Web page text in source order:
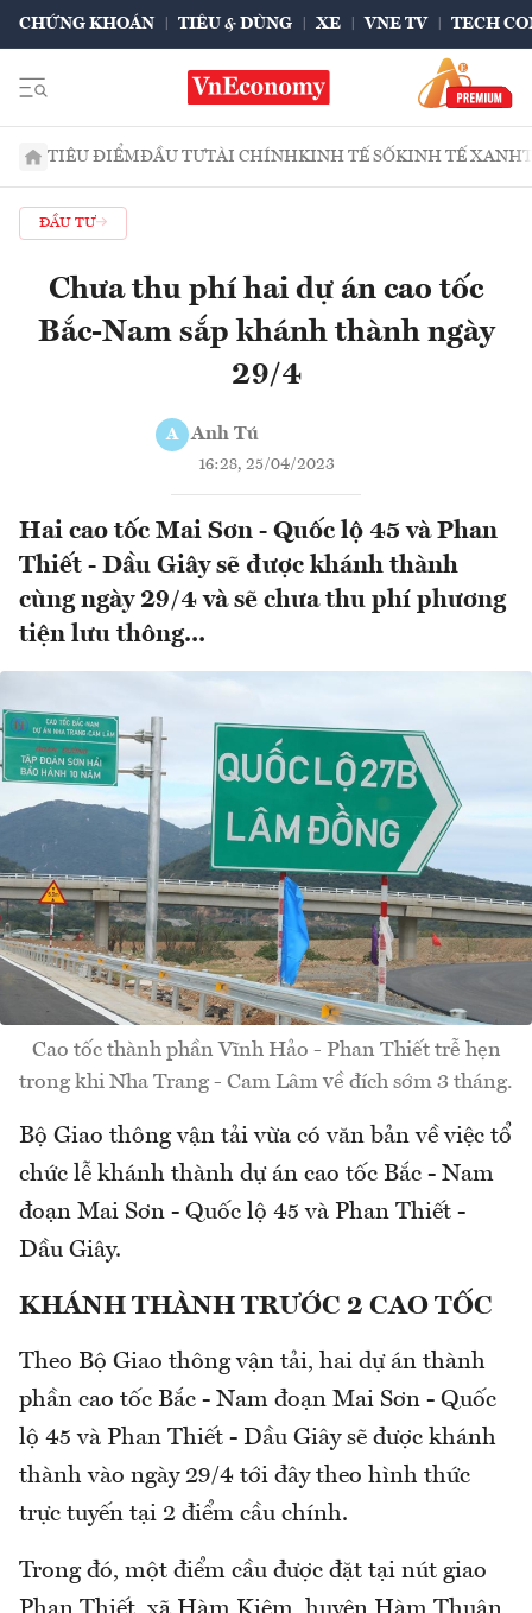
CHỨNG KHOÁN TIÊU & DÙNG XE VNE TV TECH
TIÊU ĐIỂMĐẦU TƯTÀI CHÍNHKINH TẾ SỐKINH TẾ XANH
ĐẦU TƯ
Chưa thu phí hai dự án cao tốc
Bắc-Nam sắp khánh thành ngày
29/4
A Anh Tú
16:28, 25/04/2023
Hai cao tốc Mai Sơn - Quốc lộ 45 và Phan
Thiết - Dầu Giây sẽ được khánh thành
cùng ngày 29/4 và sẽ chưa thu phí phương
tiện lưu thông...
Cao tốc thành phần Vĩnh Hảo - Phan Thiết trễ hẹn
trong khi Nha Trang - Cam Lâm về đích sớm 3 tháng.
Bộ Giao thông vận tải vừa có văn bản về việc tổ
chức lễ khánh thành dự án cao tốc Bắc - Nam
đoạn Mai Sơn - Quốc lộ 45 và Phan Thiết -
Dầu Giây.
KHÁNH THÀNH TRƯỚC 2 CAO TỐC
Theo Bộ Giao thông vận tải, hai dự án thành
phần cao tốc Bắc - Nam đoạn Mai Sơn - Quốc
lộ 45 và Phan Thiết - Dầu Giây sẽ được khánh
thành vào ngày 29/4 tới đây theo hình thức
trực tuyến tại 2 điểm cầu chính.
Trong đó, một điểm cầu được đặt tại nút giao